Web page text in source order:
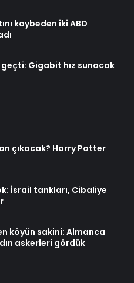
kaybeden iki ABD
Gigabit hız sunacak
çıkacak? Harry Potter
İsrail tankları, Cibaliye
köyün sakini: Almanca
askerleri gördük